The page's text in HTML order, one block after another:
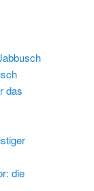
das
die